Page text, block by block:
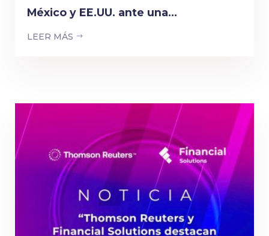
México y EE.UU. ante una...
LEER MÁS